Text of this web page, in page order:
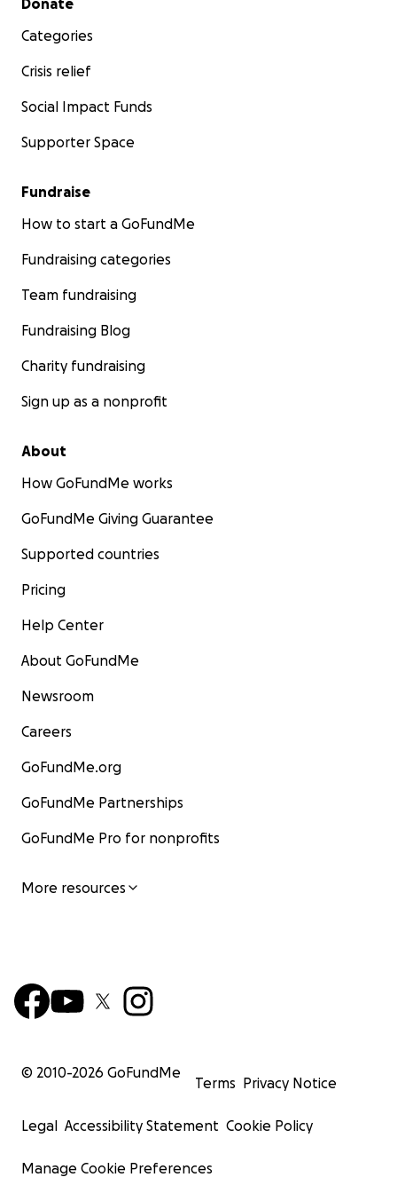
Donate
Categories
Crisis relief
Social Impact Funds
Supporter Space
Fundraise
How to start a GoFundMe
Fundraising categories
Team fundraising
Fundraising Blog
Charity fundraising
Sign up as a nonprofit
About
How GoFundMe works
GoFundMe Giving Guarantee
Supported countries
Pricing
Help Center
About GoFundMe
Newsroom
Careers
GoFundMe.org
GoFundMe Partnerships
GoFundMe Pro for nonprofits
More resources
© 2010-2026 GoFundMe
Terms Privacy Notice
Legal Accessibility Statement Cookie Policy
Manage Cookie Preferences